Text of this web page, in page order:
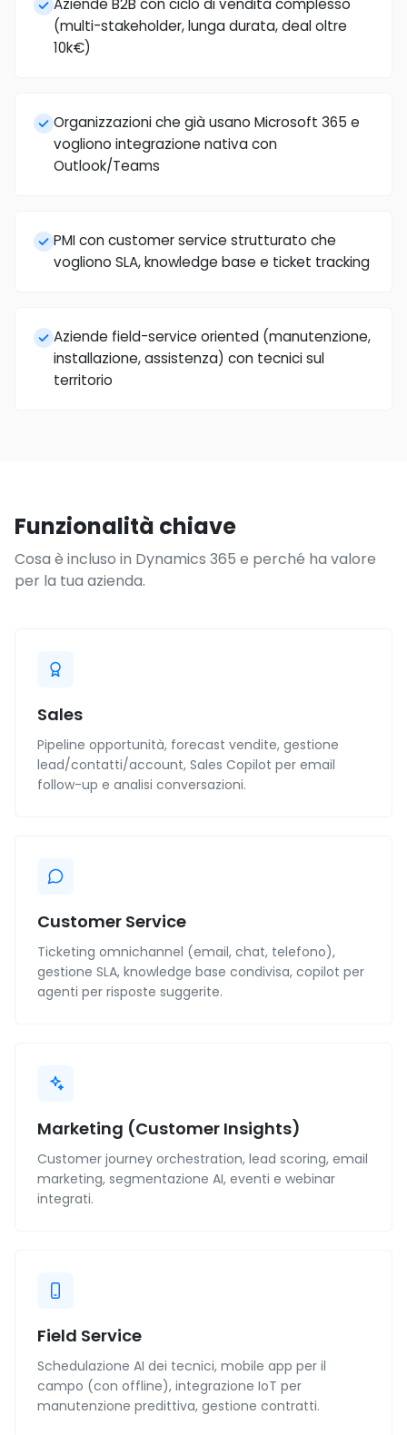
Aziende B2B con ciclo di vendita complesso
(multi-stakeholder, lunga durata, deal oltre
10k€)
Organizzazioni che già usano Microsoft 365 e
vogliono integrazione nativa con
Outlook/Teams
PMI con customer service strutturato che
vogliono SLA, knowledge base e ticket tracking
Aziende field-service oriented (manutenzione,
installazione, assistenza) con tecnici sul
territorio
Funzionalità chiave
Cosa è incluso in Dynamics 365 e perché ha valore
per la tua azienda.
Sales
Pipeline opportunità, forecast vendite, gestione
lead/contatti/account, Sales Copilot per email
follow-up e analisi conversazioni.
Customer Service
Ticketing omnichannel (email, chat, telefono),
gestione SLA, knowledge base condivisa, copilot per
agenti per risposte suggerite.
Marketing (Customer Insights)
Customer journey orchestration, lead scoring, email
marketing, segmentazione AI, eventi e webinar
integrati.
Field Service
Schedulazione AI dei tecnici, mobile app per il
campo (con offline), integrazione IoT per
manutenzione predittiva, gestione contratti.